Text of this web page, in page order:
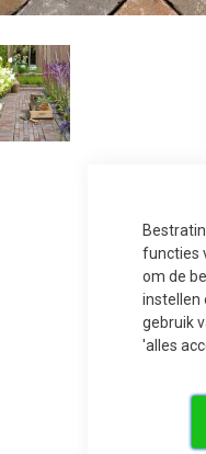
functies
om de
instellen
gebruik
'alles